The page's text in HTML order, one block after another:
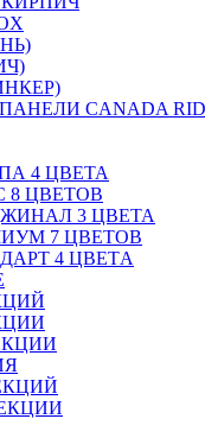
CANADA
4 ЦВЕТА
8 ЦВЕТОВ
3 ЦВЕТА
7 ЦВЕТОВ
4 ЦВЕТA